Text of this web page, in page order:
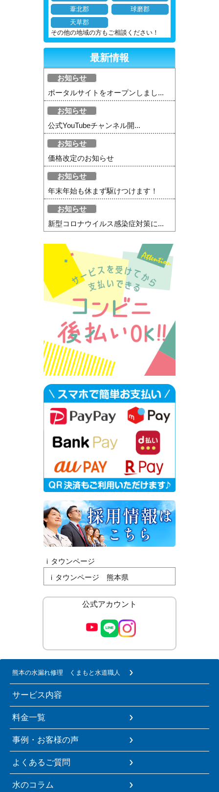
葦北郡
球磨郡
天草郡
その他の地域の方もご相談ください！
最新情報
お知らせ
ポータルサイトをオープンしまし...
お知らせ
公式YouTubeチャンネル開...
お知らせ
価格改定のお知らせ
お知らせ
年末年始も休まず駆けつけます！
お知らせ
新型コロナウイルス感染症対策に...
ｉタウンページ
ｉタウンページ 熊本県
公式アカウント
熊本の水漏れ修理 くまもと水道職人
サービス内容
料金一覧
事例・お客様の声
よくあるご質問
水のコラム